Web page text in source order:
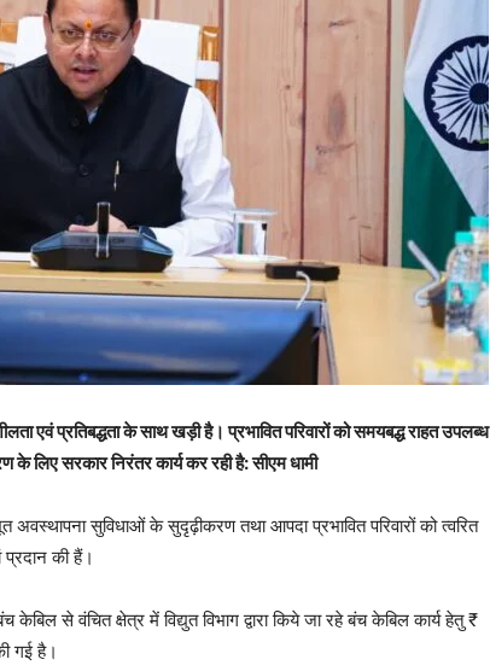
एवं प्रतिबद्धता के साथ खड़ी है। प्रभावित परिवारों को समयबद्ध राहत उपलब्ध
सरकार निरंतर कार्य कर रही है: सीएम धामी
सुविधाओं के सुदृढ़ीकरण तथा आपदा प्रभावित परिवारों को त्वरित
प्रदान की हैं।
केबिल से वंचित क्षेत्र में विद्युत विभाग द्वारा किये जा रहे बंच केबिल कार्य हेतु ₹
गई है।